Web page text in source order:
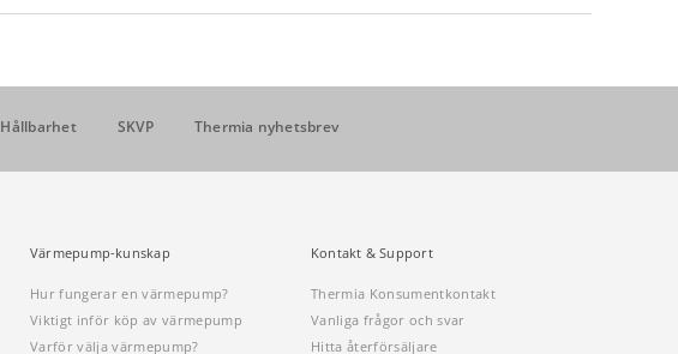
Hållbarhet SKVP Thermia nyhetsbrev
Värmepump-kunskap
Hur fungerar en värmepump?
Viktigt inför köp av värmepump
Varför välja värmepump?
Kontakt & Support
Thermia Konsumentkontakt
Vanliga frågor och svar
Hitta återförsäljare